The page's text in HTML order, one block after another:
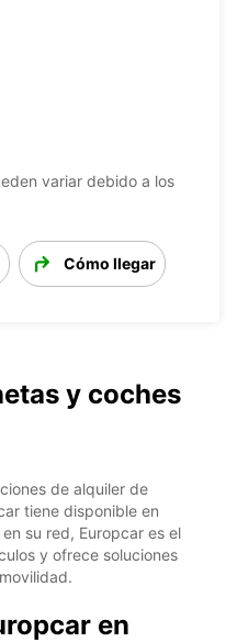
variar debido a los
Cómo llegar
y coches
de alquiler de
tiene disponible en
su red, Europcar es el
y ofrece soluciones
en